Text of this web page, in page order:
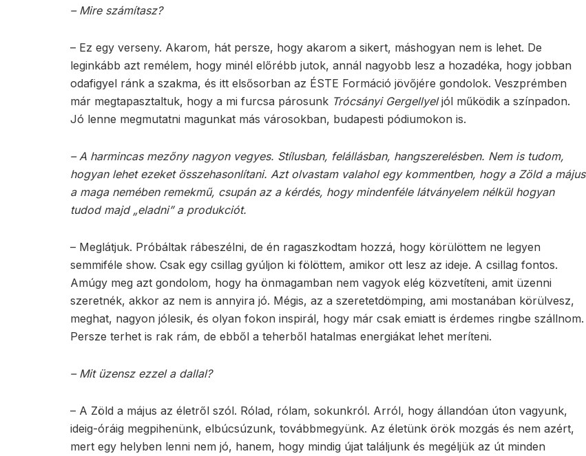
– Mire számítasz?
– Ez egy verseny. Akarom, hát persze, hogy akarom a sikert, máshogyan nem is lehet. De
leginkább azt remélem, hogy minél előrébb jutok, annál nagyobb lesz a hozadéka, hogy jobban
odafigyel ránk a szakma, és itt elsősorban az ÉSTE Formáció jövőjére gondolok. Veszprémben
már megtapasztaltuk, hogy a mi furcsa párosunk Trócsányi Gergellyeljól működik a színpadon.
Jó lenne megmutatni magunkat más városokban, budapesti pódiumokon is.
– A harmincas mezőny nagyon vegyes. Stílusban, felállásban, hangszerelésben. Nem is tudom,
hogyan lehet ezeket összehasonlítani. Azt olvastam valahol egy kommentben, hogy a Zöld a május
a maga nemében remekmű, csupán az a kérdés, hogy mindenféle látványelem nélkül hogyan
tudod majd „eladni” a produkciót.
– Meglátjuk. Próbáltak rábeszélni, de én ragaszkodtam hozzá, hogy körülöttem ne legyen
semmiféle show. Csak egy csillag gyúljon ki fölöttem, amikor ott lesz az ideje. A csillag fontos.
Amúgy meg azt gondolom, hogy ha önmagamban nem vagyok elég közvetíteni, amit üzenni
szeretnék, akkor az nem is annyira jó. Mégis, az a szeretetdömping, ami mostanában körülvesz,
meghat, nagyon jólesik, és olyan fokon inspirál, hogy már csak emiatt is érdemes ringbe szállnom.
Persze terhet is rak rám, de ebből a teherből hatalmas energiákat lehet meríteni.
– Mit üzensz ezzel a dallal?
– A Zöld a május az életről szól. Rólad, rólam, sokunkról. Arról, hogy állandóan úton vagyunk,
ideig-óráig megpihenünk, elbúcsúzunk, továbbmegyünk. Az életünk örök mozgás és nem azért,
mert egy helyben lenni nem jó, hanem, hogy mindig újat találjunk és megéljük az út minden